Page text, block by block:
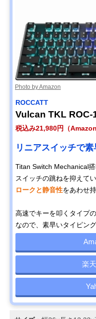
Photo by Amazon
ROCCATT
Vulcan TKL ROC-
税込み21,980円（Amazon
リニアスイッチで
Titan Switch Mechanical
スイッチの跳ねを抑えて
ロークと静音性をあわせ
高速でキーを叩くタイプ
なので、素早いタイピン
楽